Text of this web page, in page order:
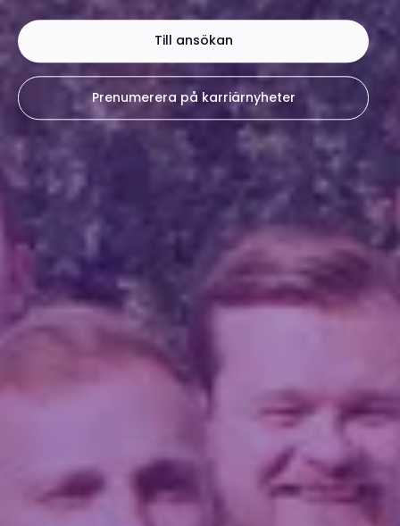
Till ansökan
Prenumerera på karriärnyheter